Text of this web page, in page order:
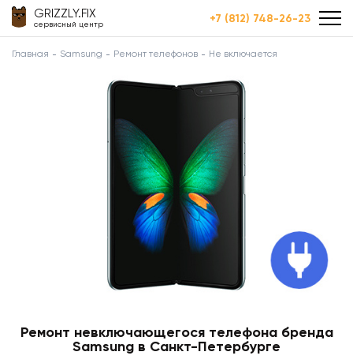
GRIZZLY.FIX
сервисный центр +7 (812) 748-26-23
Главная Samsung Ремонт телефонов Не включается
Ремонт невключающегося телефона бренда
Samsung в Санкт-Петербурге